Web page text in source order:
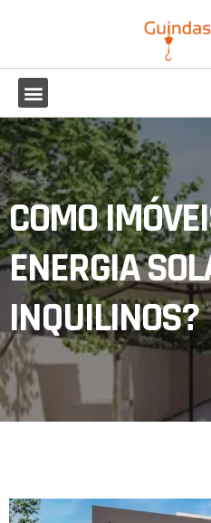
COMO
ENERGIA
INQUILINOS?